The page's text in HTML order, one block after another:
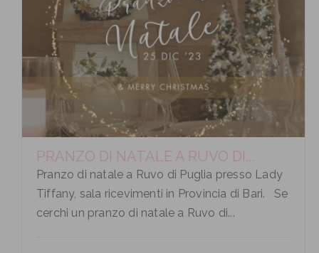
PRANZO DI NATALE A RUVO DI...
Pranzo di natale a Ruvo di Puglia presso Lady
Tiffany, sala ricevimenti in Provincia di Bari. Se
cerchi un pranzo di natale a Ruvo di...